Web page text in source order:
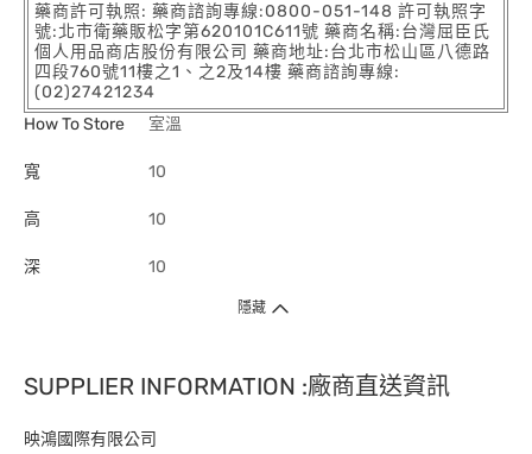
藥商許可執照: 藥商諮詢專線:0800-051-148 許可執照字
號:北市衛藥販松字第620101C611號 藥商名稱:台灣屈臣氏
個人用品商店股份有限公司 藥商地址:台北市松山區八德路
四段760號11樓之1、之2及14樓 藥商諮詢專線:
(02)27421234
How To Store
室溫
寬 10
高 10
深 10
隱藏
SUPPLIER INFORMATION :廠商直送資訊
映鴻國際有限公司